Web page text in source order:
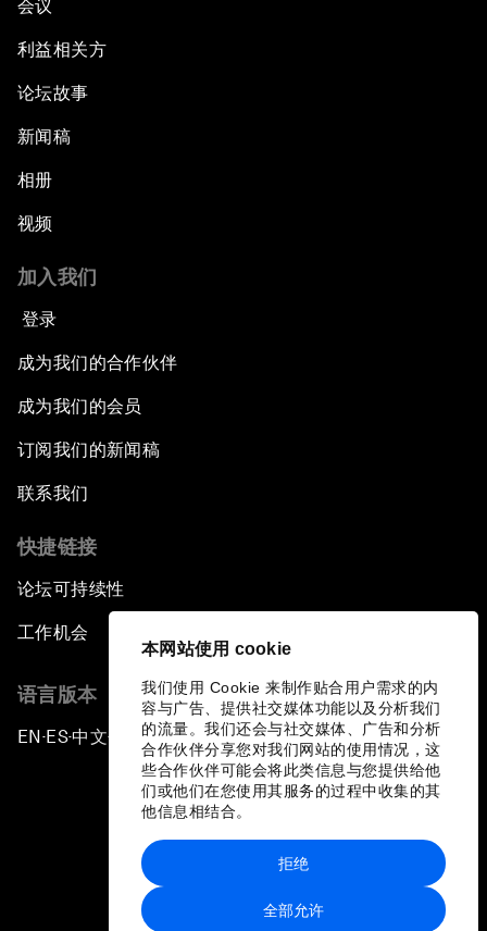
本网站使用 cookie
我们使用 Cookie 来制作贴合用户需求的内
容与广告、提供社交媒体功能以及分析我们
的流量。我们还会与社交媒体、广告和分析
合作伙伴分享您对我们网站的使用情况，这
些合作伙伴可能会将此类信息与您提供给他
们或他们在您使用其服务的过程中收集的其
他信息相结合。
全部允许
拒绝
会议
利益相关方
论坛故事
新闻稿
相册
视频
加入我们
登录
成为我们的合作伙伴
成为我们的会员
订阅我们的新闻稿
联系我们
快捷链接
论坛可持续性
工作机会
语言版本
EN ▪ES▪中文▪ 日本語
站点地图